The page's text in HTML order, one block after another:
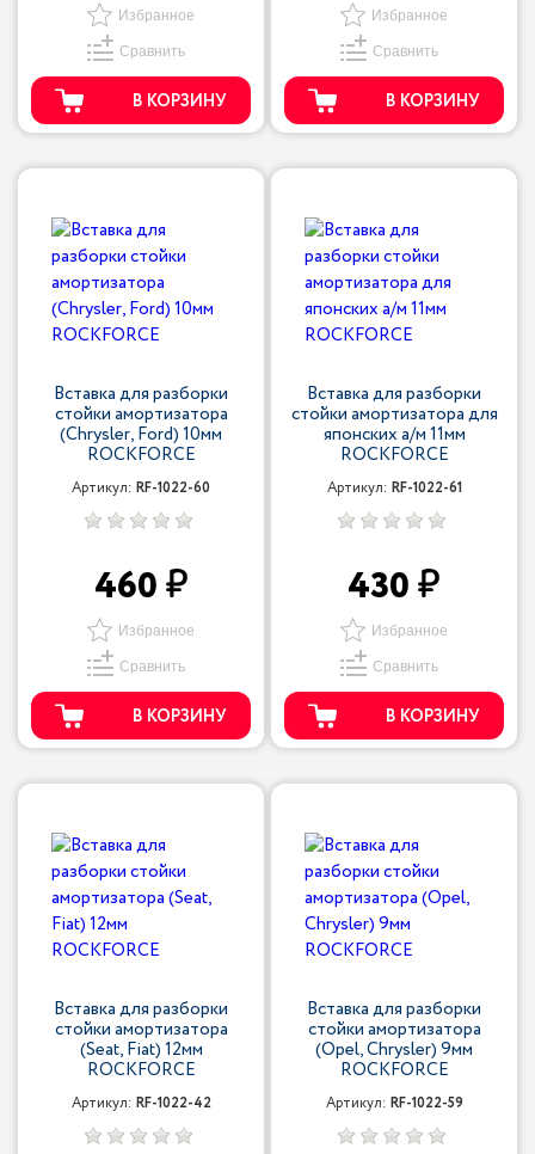
Избранное
Сравнить
В КОРЗИНУ
Избранное
Сравнить
В КОРЗИНУ
Вставка для разборки
стойки амортизатора
(Chrysler, Ford) 10мм
ROCKFORCE
Артикул: RF-1022-60
460
Избранное
Сравнить
В КОРЗИНУ
Вставка для разборки
стойки амортизатора для
японских а/м 11мм
ROCKFORCE
Артикул: RF-1022-61
430
Избранное
Сравнить
В КОРЗИНУ
Вставка для разборки
стойки амортизатора
(Seat, Fiat) 12мм
ROCKFORCE
Артикул: RF-1022-42
Вставка для разборки
стойки амортизатора
(Opel, Chrysler) 9мм
ROCKFORCE
Артикул: RF-1022-59